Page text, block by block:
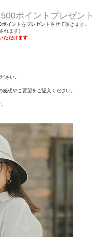
ポイントプレゼント
イントをプレゼントさせて頂きます。
れます）
ただけます
さい。
想やご要望をご記入ください。